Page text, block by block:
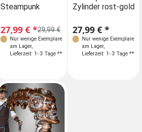
Steampunk
29,99 €
27,99 € *
Nur wenige Exemplare
am Lager,
Lieferzeit: 1- 3 Tage **
Zylinder rost-gold
27,99 € *
Nur wenige Exemplare
am Lager,
Lieferzeit: 1- 3 Tage **